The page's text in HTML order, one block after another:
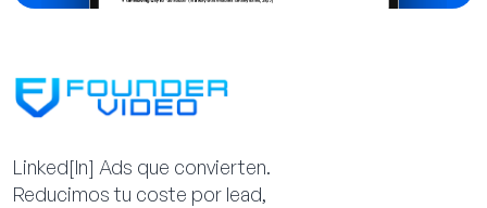
Linked[ln] Ads que convierten.
Reducimos tu coste por lead,